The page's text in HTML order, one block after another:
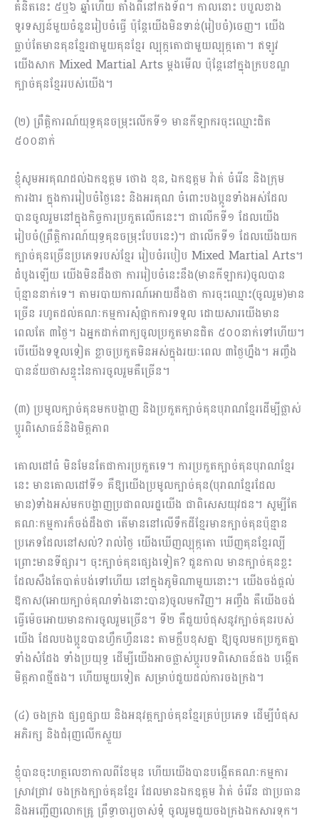
គំនិតនេះ ៥ឬ៦ ឆ្នាំហើយ តាំងពីនៅកងទ័ព។ កាលនោះ បបួលខាង
ទូរទស្សន៍មួយចំនួនរៀបចំធ្វើ ប៉ុន្តែយើងមិនទាន់(រៀបចំ)ចេញ។ យើង
ធ្លាប់តែមានគុនខ្មែរជាមួយគុនខ្មែរ ល្បុក្កតោជាមួយល្បុក្កតោ។ ឥឡូវ
យើងសាក Mixed Martial Arts ម្តងមើល ប៉ុន្តែនៅក្នុងក្របខណ្ឌ
ក្បាច់គុនខ្មែររបស់យើង។
(២) ព្រឹត្តិការណ៍យុទ្ធគុនចម្រុះលើកទី១ មានកីឡាករចុះឈ្មោះជិត
៥០០នាក់
ខ្ញុំសូមអរគុណដល់ឯកឧត្តម ថោង ខុន, ឯកឧត្តម វ៉ាត់ ចំរើន និងក្រុម
ការងារ ក្នុងការរៀបចំថ្ងៃនេះ និងអរគុណ ចំពោះបងប្អូនទាំងអស់ដែល
បានចូលរួមនៅក្នុងកិច្ចការប្រកួតលើកនេះ។ ជាលើកទី១ ដែលយើង
រៀបចំ(ព្រឹត្តិការណ៍យុទ្ធគុនចម្រុះបែបនេះ)។ ជាលើកទី១ ដែលយើងយក
ក្បាច់គុនច្រើនប្រភេទរបស់ខ្មែរ រៀបចំរបៀប Mixed Martial Arts។
ដំបូងឡើយ យើងមិនដឹងថា ការរៀបចំនេះនឹង(មានកីឡាករ)ចូលបាន
ប៉ុន្មាននាក់ទេ។ តាមរបាយការណ៍អោយដឹងថា ការចុះឈ្មោះ(ចូលរួម)មាន
ច្រើន រហូតដល់គណៈកម្មការសុំផ្អាកការទទួល ដោយសារយើងមាន
ពេលតែ ៣ថ្ងៃ។ ឯអ្នកដាក់ពាក្យចូលប្រកួតមានជិត ៥០០នាក់ទៅហើយ។
បើយើងទទួលទៀត ខ្លាចប្រកួតមិនអស់ក្នុង​រយៈពេល ៣ថ្ងៃហ្នឹង។ អញ្ចឹង
បានន័យថាសន្ទុះនៃការចូលរួមគឺច្រើន។
(៣) ប្រមូលក្បាច់គុនមកបង្ហាញ និងប្រកួតក្បាច់គុនបុរាណខ្មែរដើម្បីផ្លាស់
ប្តូរពិសោធន៍និងមិត្តភាព
គោលដៅធំ មិនមែនតែជាការប្រកួតទេ។ ការប្រកួតក្បាច់គុនបុរាណខ្មែរ
នេះ មានគោលដៅទី១ គឺឱ្យយើងប្រ​មូលក្បាច់គុន(បុរាណខ្មែរដែល
មាន)ទាំងអស់មកបង្ហាញប្រជាពលរដ្ឋយើង ជាពិសេសយុវជន។ សូម្បីតែ
គណៈកម្មការក៏ចង់ដឹងថា តើមាននៅលើទឹកដីខ្មែរមានក្បាច់គុនប៉ុន្មាន
ប្រភេទដែលនៅសល់? រាល់ថ្ងៃ យើងឃើញល្បុក្កតោ ឃើញគុនខ្មែរល្បី
ព្រោះមានទីផ្សារ។ ចុះក្បាច់គុនផ្សេងទៀត? ជួនកាល មានក្បាច់គុនខ្លះ
ដែលសឹងតែបាត់បង់ទៅហើយ នៅក្នុងភូមិណាមួយនោះ។ យើងចង់ផ្តល់
ឱកាស(អោយក្បាច់គុណទាំងនោះបាន)ចូលមកវិញ។ អញ្ចឹង គឺយើងចង់
ធ្វើម៉េចអោយមានការចូលរួមច្រើន។ ទី២ គឺជួយបំផុសនូវក្បាច់គុនរបស់
យើង ដែលបងប្អូនបានហ្វឹកហ្វឺននេះ តាមក្លឹបខុសគ្នា ឱ្យចូលមកប្រកួតគ្នា
ទាំងសំដែង ទាំងប្រយុទ្ធ ដើម្បីយើងអាចផ្លាស់ប្ដូរបទពិសោធន៍ផង បង្កើត
មិត្តភាពថ្មីផង។ ហើយមួយទៀត សម្រាប់ជួយដល់ការចងក្រង។
(៤) ចងក្រង ផ្សព្វផ្សាយ និងអនុវត្តក្បាច់គុនខ្មែរគ្រប់ប្រភេទ ដើម្បីបំផុស
អភិរក្ស និងជំរុញលើកស្ទួយ
ខ្ញុំបានចុះហត្ថលេខាកាលពីខែមុន ហើយយើងបានបង្កើតគណៈកម្មការ
ស្រាវជ្រាវ ចងក្រងក្បាច់គុនខ្មែរ ដែលមានឯកឧត្តម វ៉ាត់ ចំរើន ជាប្រធាន
និងអញ្ជើញលោកគ្រូ ព្រឹទ្ធាចារ្យចាស់ទុំ ចូលរួមជួយចងក្រងឯកសារទុក។